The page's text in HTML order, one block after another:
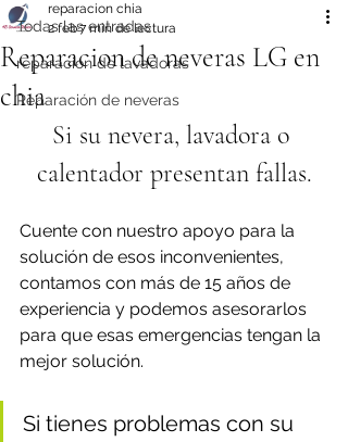
Todas las entradas
reparacion de lavadoras
Reparación de neveras
Reparacion de neveras LG en
chia
reparacion chia
2 feb7 min de lectura
Si su nevera, lavadora o
calentador presentan fallas.
Cuente con nuestro apoyo para la
solución de esos inconvenientes,
contamos con más de 15 años de
experiencia y podemos asesorarlos
para que esas emergencias tengan la
mejor solución.
Si tienes problemas con su